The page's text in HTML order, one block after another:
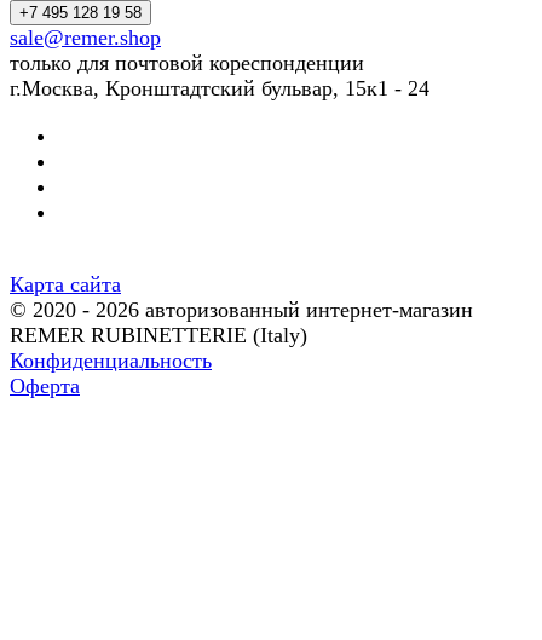
+7 495 128 19 58
sale@remer.shop
только для почтовой кореспонденции
г.Москва, Кронштадтский бульвар, 15к1 - 24
Карта сайта
© 2020 - 2026 авторизованный интернет-магазин
REMER RUBINETTERIE (Italy)
Конфиденциальность
Оферта